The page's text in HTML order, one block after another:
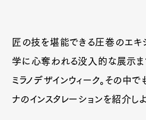
匠の技を堪能できる圧巻のエキ
学に心奪われる没入的な展示
ミラノデザインウィーク。その中
ナのインスタレーションを紹介しよ